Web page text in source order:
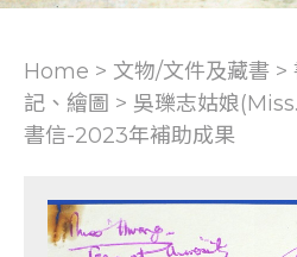
Home > 文物/文件及藏書 >
記、繪圖 > 吳瓅志姑娘
書信-2023年補助成果